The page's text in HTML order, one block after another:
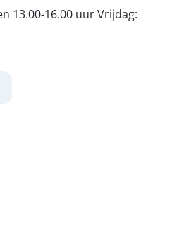
13.00-16.00 uur Vrijdag: